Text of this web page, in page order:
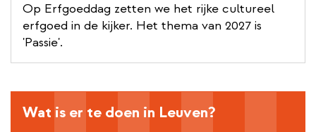
Op Erfgoeddag zetten we het rijke cultureel
erfgoed in de kijker. Het thema van 2027 is
'Passie'.
Wat is er te doen in Leuven?